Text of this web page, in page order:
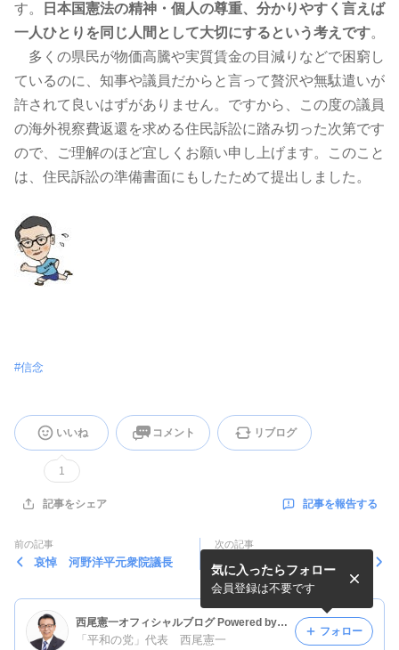
す。
日本国憲法の精神・個人の尊重、分かりやすく言えば
一人ひとりを同じ人間として大切にするという考えです。
多くの県民が物価高騰や実質賃金の目減りなどで困窮し
ているのに、知事や議員だからと言って贅沢や無駄遣いが
許されて良いはずがありません。ですから、この度の議員
の海外視察費返還を求める住民訴訟に踏み切った次第です
ので、ご理解のほど宜しくお願い申し上げます。このこと
は、住民訴訟の準備書面にもしたためて提出しました。
#信念
いいね
1
コメント リブログ
記事をシェア 記事を報告する
前の記事
哀悼 河野洋平元衆院議長
次の記事
憲法の精神・個人の尊重
（３）
西尾憲一オフィシャルブログ Powered by Ameba
「平和の党」代表 西尾憲一
気に入ったらフォロー
会員登録は不要です
フォロー